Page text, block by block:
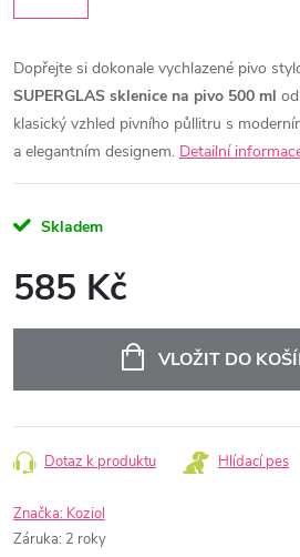
Dopřejte si dokonale vychlazené pivo
SUPERGLAS sklenice na pivo 500 ml
klasický vzhled pivního půllitru s
a elegantním designem. Detailní
Skladem
585 Kč
VLOŽIT DO
Dotaz k produktu Hlídací pes
Značka: Koziol
Záruka: 2 roky